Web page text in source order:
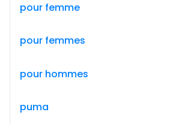
pour femme
pour femmes
pour hommes
puma